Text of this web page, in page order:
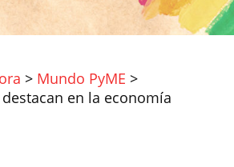
> Mundo PyME >
en la economía